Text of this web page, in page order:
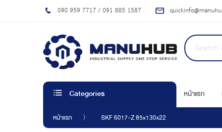
090 959 7717 / 091 885 1587
Categories หน้าแรก
หน้าแรก SKF 6017-Z 85x130x22